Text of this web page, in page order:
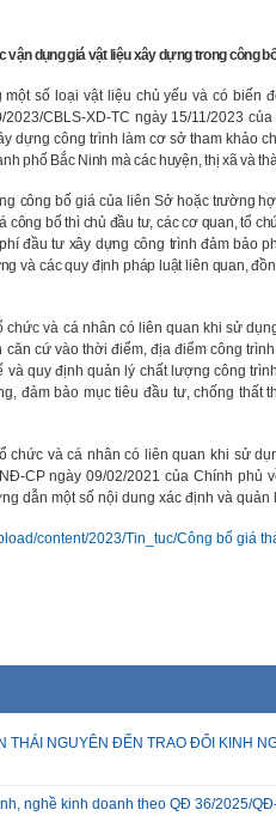
vận dụng giá vật liệu xây dựng trong công bố
một số loại vật liệu chủ yếu và có biến
CBLS-XD-TC ngày 15/11/2023
dựng công trình làm cơ sở tham khảo
phố Bắc Ninh mà các huyện, thị xã và
công bố giá của liên Sở hoặc trường
công bố thì chủ đầu tư, các cơ quan, tổ
đầu tư xây dựng công trình đảm bảo
và các quy định pháp luật liên quan,
chức và cá nhân có liên quan khi sử
cứ vào thời điểm, địa điểm công
và quy định quản lý chất lượng công
đảm bảo mục tiêu đầu tư, chống
chức và cá nhân có liên quan khi sử
CP ngày 09/02/2021 của Chính phủ
dẫn một số nội dung xác định và
content/2023/Tin_tuc/Công bố giá
THÁI NGUYÊN ĐẾN TRAO ĐỔI KINH
nghề kinh doanh theo QĐ 36/2025/